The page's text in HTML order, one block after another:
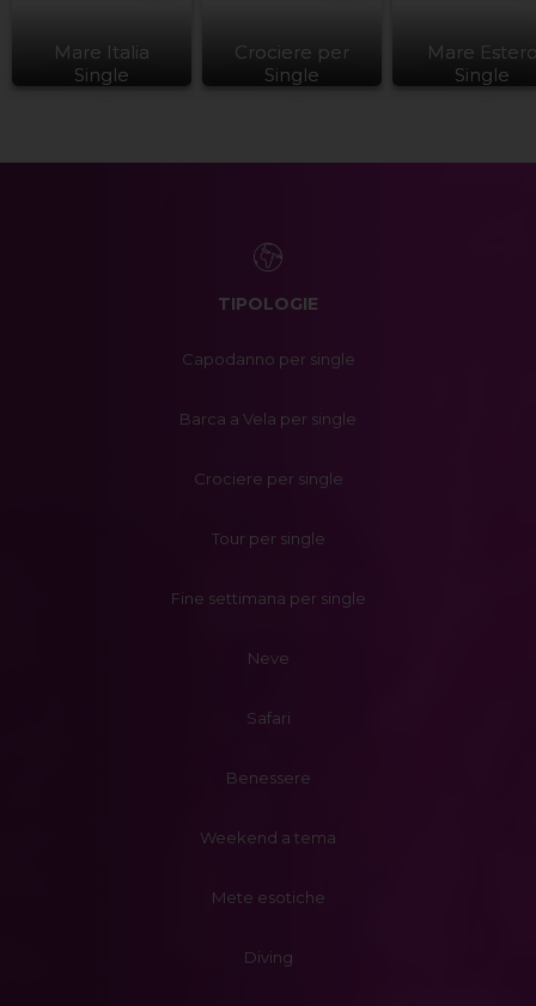
Mare Italia
Single
Crociere per
Single
Mare
Single
TIPOLOGIE
Capodanno per single
Barca a Vela per single
Crociere per single
Tour per single
Fine settimana per single
Neve
Safari
Benessere
Weekend a tema
Mete esotiche
Diving